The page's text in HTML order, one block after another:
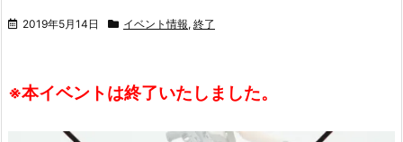
2019年5月14日 イベント情報, 終了
※本イベントは終了いたしました。